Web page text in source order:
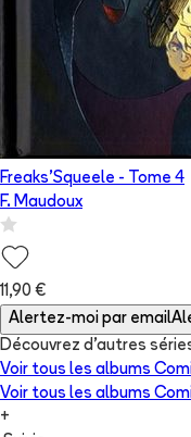
Freaks'Squeele - Tome 4
F. Maudoux
11,90 €
Alertez-moi par email
Découvrez d'autres
Voir tous les albums
Voir tous les albums
+